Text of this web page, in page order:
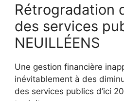
Rétrogradation
des services
NEUILLÉENS
Une gestion financière
inévitablement à des
des services publics d’ici